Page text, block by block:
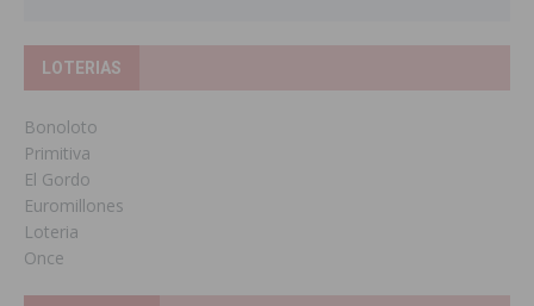
LOTERIAS
Bonoloto
Primitiva
El Gordo
Euromillones
Loteria
Once